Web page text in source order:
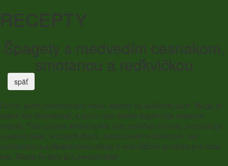
RECEPTY
Špagety s medvedím cesnakom,
smotanou a reďkvičkou
späť
Ľahké, jarné cestoviny bez lepku, laktózy na rastlinnej báze. Na jar je
dobre telo detoxikovať, k čomu nám skvele dopomôže medvedí
cesnak. Táto úžasná liečivá bylina nám posilňuje imunitu, pomáha pri
vysokom tlaku, kŕčových žilách, žalúdočných problémoch, má
antibiotické a antibakteriálne účinky a veľa ďalších prínosov pre naše
telo. Škoda by bola si ju nevychutnať.